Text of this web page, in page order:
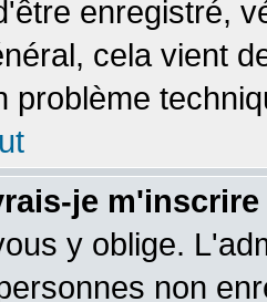
enregistré,
cela vient
problème
je
y oblige.
non